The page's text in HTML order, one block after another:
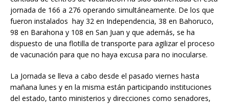
jornada de 166 a 276 operando simultáneamente. De los que
fueron instalados hay 32 en Independencia, 38 en Bahoruco,
98 en Barahona y 108 en San Juan y que además, se ha
dispuesto de una flotilla de transporte para agilizar el proceso
de vacunación para que no haya excusa para no inocularse.
La Jornada se lleva a cabo desde el pasado viernes hasta
mañana lunes y en la misma están participando instituciones
del estado, tanto ministerios y direcciones como senadores,